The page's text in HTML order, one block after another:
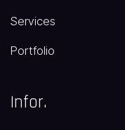
Services
Portfolio
Infor.